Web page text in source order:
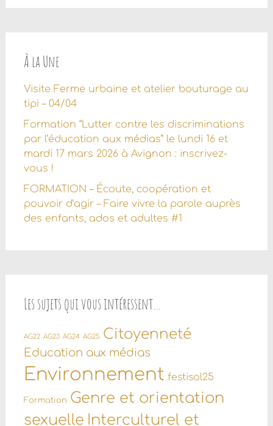
À la Une
Visite Ferme urbaine et atelier bouturage au
tipi – 04/04
Formation “Lutter contre les discriminations
par l’éducation aux médias” le lundi 16 et
mardi 17 mars 2026 à Avignon : inscrivez-
vous !
FORMATION – Écoute, coopération et
pouvoir d’agir – Faire vivre la parole auprès
des enfants, ados et adultes #1
Les sujets qui vous intéressent…
AG22 AG23 AG24 AG25 Citoyenneté
Education aux médias
Environnement festisol25
Formation Genre et orientation
sexuelle Interculturel et